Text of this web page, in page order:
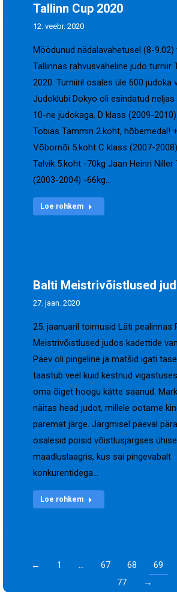
Tallinn Cup 2020
12. veebr. 2020
Möödunud nädalavahetusel (8-
Tallinnas rahvusvaheline judo turniir
2020. Turniiril osales üle 600 judoka
Judoklubi Dokyo oli esindatud
10-ne judokaga. D klass (2009-
Tobias Tammin 2.koht, hõbemedal!
Võbornõi 5.koht C klass (2007-
Talvik 5.koht -70kg Jaan Heinri
(2003-2004) -66kg…
Loe rohkem
Balti Meistrivõistlused
27. jaan. 2020
25. jaanuaril toimusid Läti pealinnas
Meistrivõistlused judos kadettide
Päev oli pingeline ja matšid igati
taastub veel kuid kestnud
oma õiget hoogu kätte saanud.
näitas head judot, millele ootame
paremat järge. Järgmisel päeval
osalesid poisid võistlusjärgses
maadluslaagris, kus sai pingevabalt
konkurentidega…
Loe rohkem
← 1 … 67 68 69
77
→